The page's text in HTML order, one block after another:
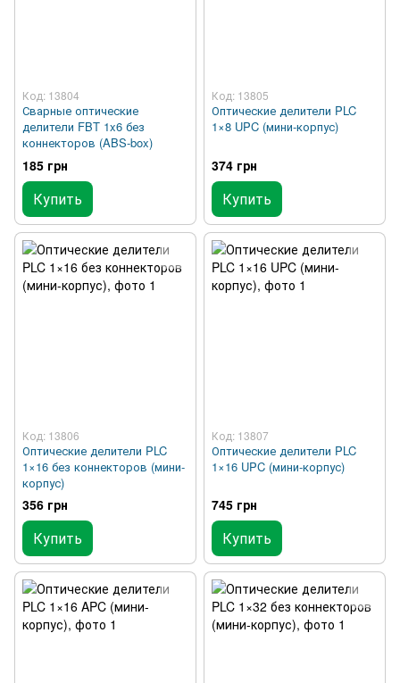
Код: 13804
Сварные оптические
делители FBT 1x6 без
коннекторов (ABS-box)
185 грн
Купить
Код: 13805
Оптические делители PLC
1×8 UPC (мини-корпус)
374 грн
Купить
Код: 13806
Оптические делители PLC
1×16 без коннекторов (мини-
корпус)
356 грн
Купить
Код: 13807
Оптические делители PLC
1×16 UPC (мини-корпус)
745 грн
Купить